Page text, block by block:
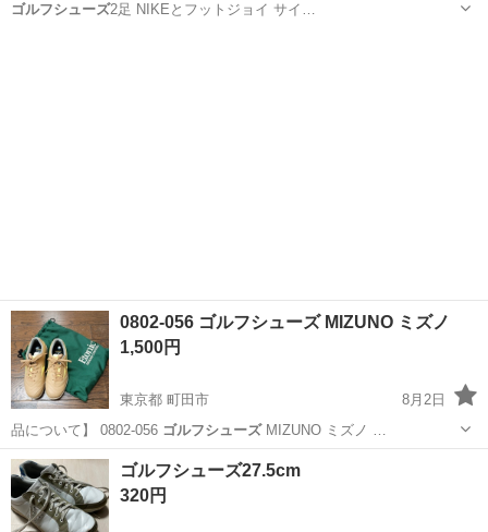
ゴルフシューズ2足 NIKEとフットジョイ サイ…
0802-056 ゴルフシューズ MIZUNO ミズノ
1,500円
東京都 町田市
8月2日
品について】 0802-056 ゴルフシューズ
東京 町田市 ゴルフシューズ
ゴルフシューズ27.5cm
320円